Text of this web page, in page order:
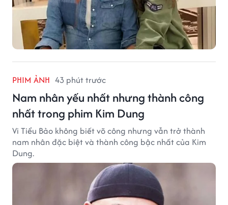
PHIM ẢNH 43 phút trước
Nam nhân yếu nhất nhưng thành công
nhất trong phim Kim Dung
Vi Tiểu Bảo không biết võ công nhưng vẫn trở thành
nam nhân đặc biệt và thành công bậc nhất của Kim
Dung.